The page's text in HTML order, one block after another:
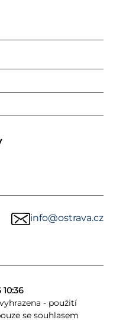
info@ostrava.cz
10:36
- použití
se souhlasem